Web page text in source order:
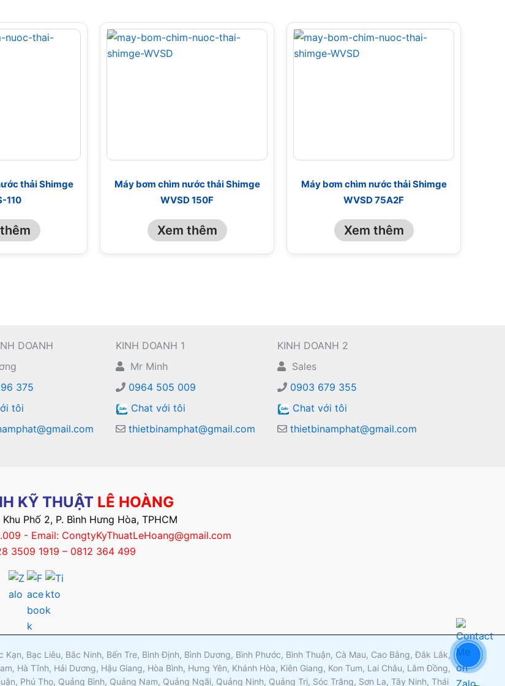
thải Shimge
110
Máy bơm chìm nước thải Shimge
WVSD 150F
Xem thêm
Máy bơm chìm nước thải Shimge
WVSD 75A2F
Xem thêm
DOANH
375
tôi
KINH DOANH 1
Mr Minh
0964 505 009
Chat với tôi
thietbinamphat@gmail.com
KINH DOANH 2
Sales
0903 679 355
Chat với tôi
thietbinamphat@gmail.com
KỸ THUẬT LÊ HOÀNG
Phố 2, P. Bình Hưng Hòa, TPHCM
- Email: CongtyKyThuatLeHoang@gmail.com
3509 1919 – 0812 364 499
Bạc Liêu, Bắc Ninh, Bến Tre, Bình Định, Bình Dương, Bình Phước, Bình Thuận, Cà Mau, Cao Bằng, Đắk Lắk,
Hà Tĩnh, Hải Dương, Hậu Giang, Hòa Bình, Hưng Yên, Khánh Hòa, Kiên Giang, Kon Tum, Lai Châu, Lâm Đồng,
Phú Thọ, Quảng Bình, Quảng Nam, Quảng Ngãi, Quảng Ninh, Quảng Trị, Sóc Trăng, Sơn La, Tây Ninh, Thái